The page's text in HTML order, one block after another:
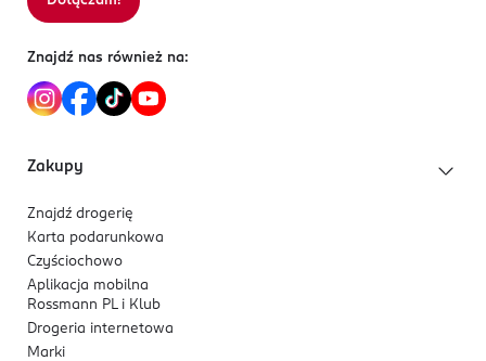
4 305615 650890
Znajdź nas również na:
Zakupy
Znajdź drogerię
Karta podarunkowa
Czyściochowo
Aplikacja mobilna
Rossmann PL i Klub
Drogeria internetowa
Marki